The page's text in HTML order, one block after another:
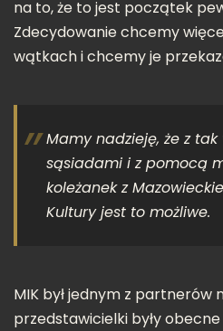
na to, że to jest początek
Zdecydowanie chcemy
wątkach i chcemy je
Mamy nadzieję, że z tak
sąsiadami i z pomocą
koleżanek z
Kultury jest to możliwe.
MIK był jednym z partnerów
przedstawicielki były